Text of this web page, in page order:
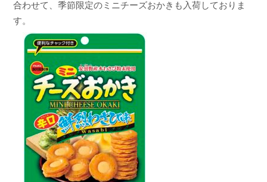
合わせて、季節限定のミニチーズおかきも入荷しておりま
す。